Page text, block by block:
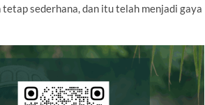
sederhana, dan itu telah menjadi gaya